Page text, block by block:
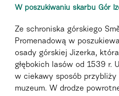
W poszukiwaniu skarbu Gór
Ze schroniska górskiego
Promenadową w
osady górskiej Jizerka,
głębokich lasów od 1539 r.
w ciekawy sposób przybliży
muzeum. W drodze